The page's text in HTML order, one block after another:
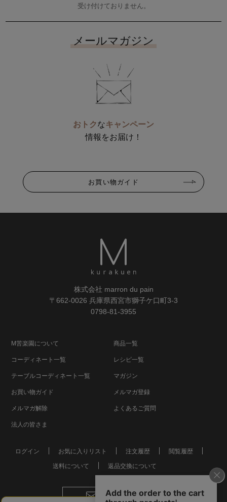
受け付けておりません。
メールマガジン
おトクなキャンペーン
情報をお届け！
お買い物ガイド
株式会社 marron du pain
〒662-0026 兵庫県西宮市獅子ケ口町3-3
0798-81-3955
M苦楽園について 商品一覧
コーディネート一覧 レシピ一覧
テーブルコーディネート一覧 マガジン
お買い物ガイド メルマガ登録
メルマガ解除 よくあるご質問
法人の皆さま
ログイン お気に入りリスト 注文履歴 閲覧履歴
送料について 返品交換について
お問い合わせ